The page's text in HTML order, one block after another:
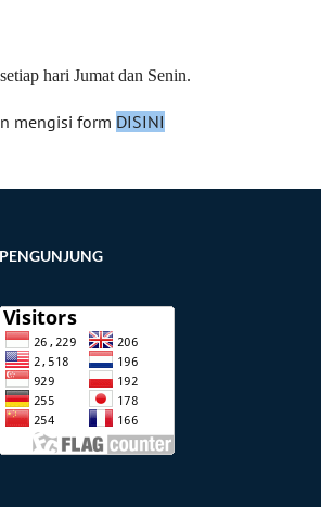
hari Jumat dan Senin.
mengisi form DISINI
PENGUNJUNG